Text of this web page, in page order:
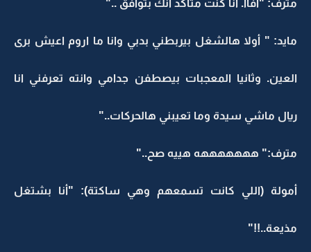
مترف: "أفاا. أنا كنت متأكد انك بتوافق .."
مايد: " أولا هالشغل بيربطني بدبي وانا ما اروم اعيش برى
العين. وثانيا المعجبات بيصطفن جدامي وانته تعرفني انا
ريال ماشي سيدة وما تعيبني هالحركات.."
مترف:" هههههههه هييه صح.."
أمولة (اللي كانت تسمعهم وهي ساكتة): "أنا بشتغل
مذيعة..!!"